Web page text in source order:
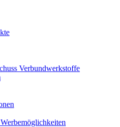
Verbundwerkstoffe